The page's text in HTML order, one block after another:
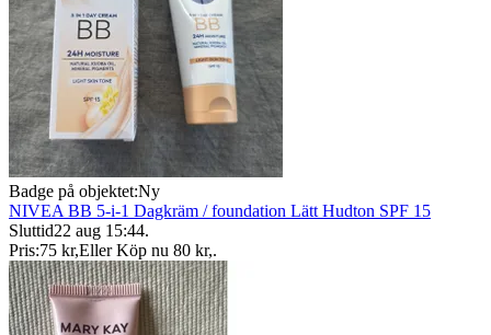
Badge på objektet:Ny
NIVEA BB 5-i-1 Dagkräm / foundation Lätt Hudton SPF 15
Sluttid22 aug 15:44.
Pris:75 kr,Eller Köp nu 80 kr,.